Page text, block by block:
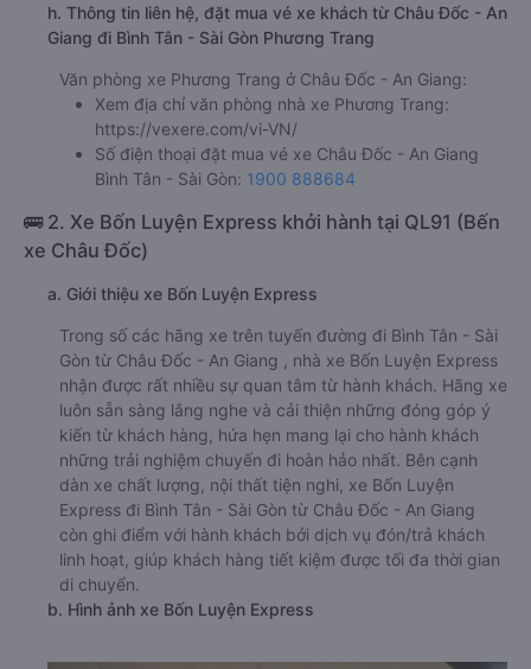
h. Thông tin liên hệ, đặt mua vé xe khách từ Châu Đốc - An
Giang đi Bình Tân - Sài Gòn Phương Trang
Văn phòng xe Phương Trang ở Châu Đốc - An Giang:
Xem địa chỉ văn phòng nhà xe Phương Trang:
https://vexere.com/vi-VN/
Số điện thoại đặt mua vé xe Châu Đốc - An Giang
Bình Tân - Sài Gòn: 1900 888684
🚌 2. Xe Bốn Luyện Express khởi hành tại QL91 (Bến
xe Châu Đốc)
a. Giới thiệu xe Bốn Luyện Express
Trong số các hãng xe trên tuyến đường đi Bình Tân - Sài
Gòn từ Châu Đốc - An Giang , nhà xe Bốn Luyện Express
nhận được rất nhiều sự quan tâm từ hành khách. Hãng xe
luôn sẵn sàng lắng nghe và cải thiện những đóng góp ý
kiến từ khách hàng, hứa hẹn mang lại cho hành khách
những trải nghiệm chuyến đi hoàn hảo nhất. Bên cạnh
dàn xe chất lượng, nội thất tiện nghi, xe Bốn Luyện
Express đi Bình Tân - Sài Gòn từ Châu Đốc - An Giang
còn ghi điểm với hành khách bởi dịch vụ đón/trả khách
linh hoạt, giúp khách hàng tiết kiệm được tối đa thời gian
di chuyển.
b. Hình ảnh xe Bốn Luyện Express